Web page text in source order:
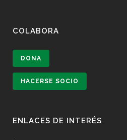
COLABORA
DONA
HACERSE SOCIO
ENLACES DE INTERÉS